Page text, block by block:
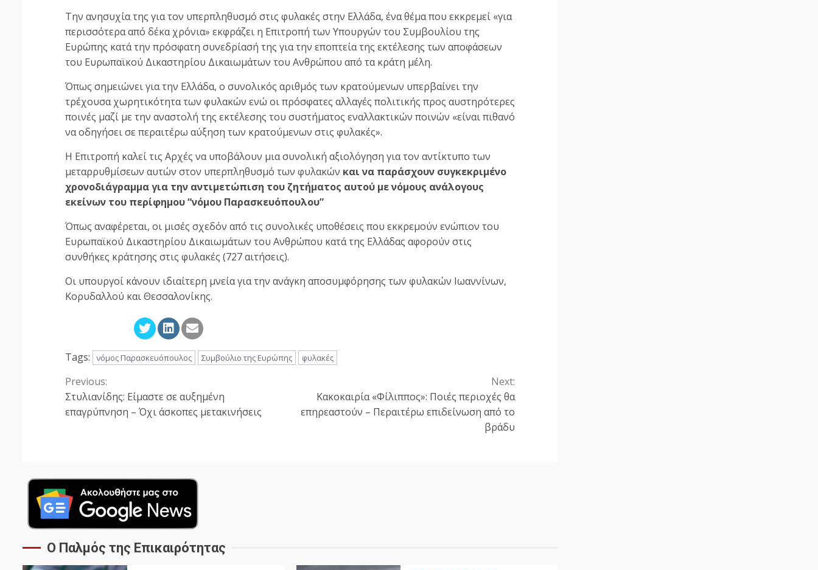
Την ανησυχία της για τον υπερπληθυσμό στις φυλακές στην Ελλάδα, ένα θέμα που εκκρεμεί «για
περισσότερα από δέκα χρόνια» εκφράζει η Επιτροπή των Υπουργών του Συμβουλίου της
Ευρώπης κατά την πρόσφατη συνεδρίασή της για την εποπτεία της εκτέλεσης των αποφάσεων
του Ευρωπαϊκού Δικαστηρίου Δικαιωμάτων του Ανθρώπου από τα κράτη μέλη.
Όπως σημειώνει για την Ελλάδα, ο συνολικός αριθμός των κρατούμενων υπερβαίνει την
τρέχουσα χωρητικότητα των φυλακών ενώ οι πρόσφατες αλλαγές πολιτικής προς αυστηρότερες
ποινές μαζί με την αναστολή της εκτέλεσης του συστήματος εναλλακτικών ποινών «είναι πιθανό
να οδηγήσει σε περαιτέρω αύξηση των κρατούμενων στις φυλακές».
Η Επιτροπή καλεί τις Αρχές να υποβάλουν μια συνολική αξιολόγηση για τον αντίκτυπο των
μεταρρυθμίσεων αυτών στον υπερπληθυσμό των φυλακών και να παράσχουν συγκεκριμένο
χρονοδιάγραμμα για την αντιμετώπιση του ζητήματος αυτού με νόμους ανάλογους
εκείνων του περίφημου “νόμου Παρασκευόπουλου”
Όπως αναφέρεται, οι μισές σχεδόν από τις συνολικές υποθέσεις που εκκρεμούν ενώπιον του
Ευρωπαϊκού Δικαστηρίου Δικαιωμάτων του Ανθρώπου κατά της Ελλάδας αφορούν στις
συνθήκες κράτησης στις φυλακές (727 αιτήσεις).
Οι υπουργοί κάνουν ιδιαίτερη μνεία για την ανάγκη αποσυμφόρησης των φυλακών Ιωαννίνων,
Κορυδαλλού και Θεσσαλονίκης.
Tags: νόμος Παρασκευόπουλος Συμβούλιο της Ευρώπης φυλακές
Continue
Reading
Previous:
Στυλιανίδης: Είμαστε σε αυξημένη
επαγρύπνηση – Όχι άσκοπες μετακινήσεις
Next:
Κακοκαιρία «Φίλιππος»: Ποιές περιοχές θα
επηρεαστούν – Περαιτέρω επιδείνωση από το
βράδυ
Ο Παλμός της Επικαιρότητας